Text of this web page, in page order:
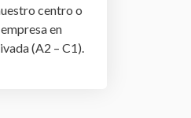
centro o
en
(A2 – C1).